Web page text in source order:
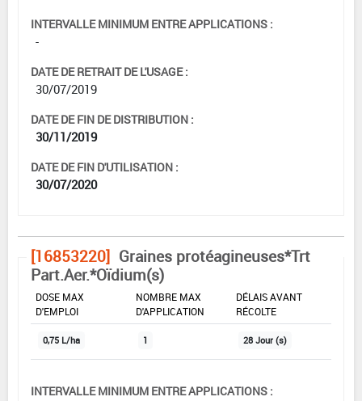
INTERVALLE MINIMUM ENTRE APPLICATIONS :
-
DATE DE RETRAIT DE L'USAGE :
30/07/2019
DATE DE FIN DE DISTRIBUTION :
30/11/2019
DATE DE FIN D'UTILISATION :
30/07/2020
[16853220] Graines protéagineuses*Trt
Part.Aer.*Oïdium(s)
DOSE MAX
D'EMPLOI
NOMBRE MAX
D'APPLICATION
DÉLAIS AVANT
RÉCOLTE
0,75 L/ha 1 28 Jour (s)
INTERVALLE MINIMUM ENTRE APPLICATIONS :